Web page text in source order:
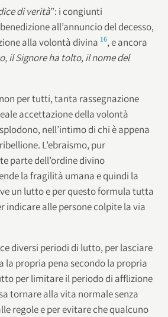
di verità”: i congiunti
all’annuncio del decesso,
alla volontà divina 16, e ancora
il Signore ha tolto, il nome del
per tutti, tanta rassegnazione
accettazione della volontà
nell’intimo di chi è appena
L’ebraismo, pur
parte dell’ordine divino
la fragilità umana e quindi la
un lutto e per questo formula tutta
indicare alle persone colpite la via
diversi periodi di lutto, per lasciare
la propria pena secondo la propria
per limitare il periodo di afflizione
tornare alla vita normale senza
regole e per evitare che qualcuno